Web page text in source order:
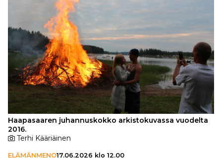
Haapasaaren juhannuskokko arkistokuvassa vuodelta
2016.
Terhi Kääriäinen
ELÄMÄNMENO17.06.2026 klo 12.00